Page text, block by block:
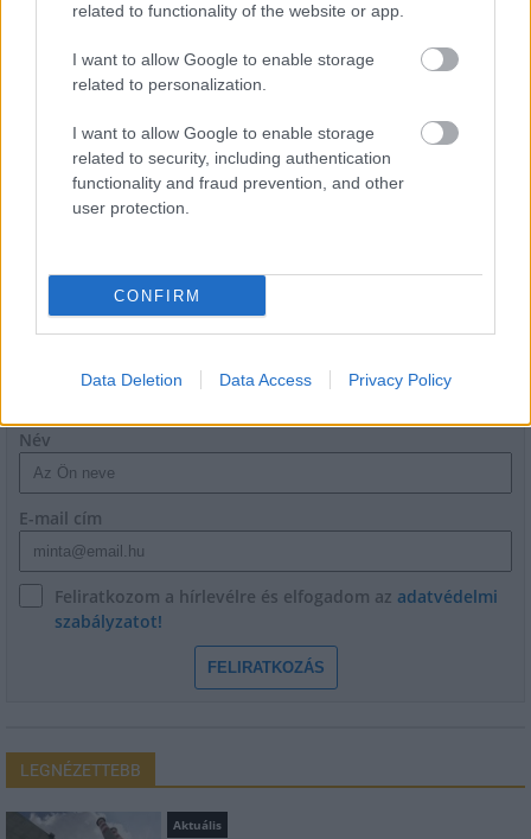
related to functionality of the website or app.
I want to allow Google to enable storage
related to personalization.
I want to allow Google to enable storage
related to security, including authentication
functionality and fraud prevention, and other
user protection.
CONFIRM
Data Deletion Data Access Privacy Policy
Újragondolják Lipótváros rejtett, zöld
parkját
Történelmi táj, amelynek minden köve
mesél – megújul a tatai Angolkert
HÍRLEVÉL
Név
E-mail cím
Feliratkozom a hírlevélre és elfogadom az adatvédelmi
szabályzatot!
FELIRATKOZÁS
LEGNÉZETTEBB
Aktuális